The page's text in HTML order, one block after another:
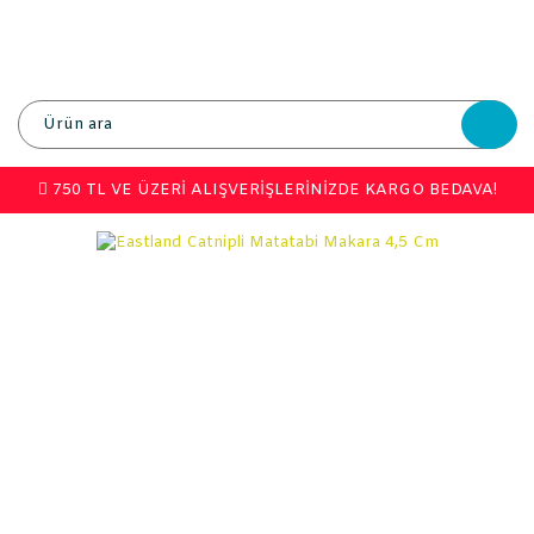
750 TL VE ÜZERİ ALIŞVERİŞLERİNİZDE KARGO BEDAVA!